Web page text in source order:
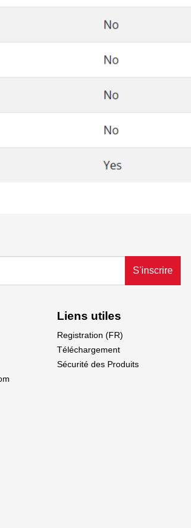
S'inscrire
Liens utiles
Registration (FR)
Téléchargement
Sécurité des Produits